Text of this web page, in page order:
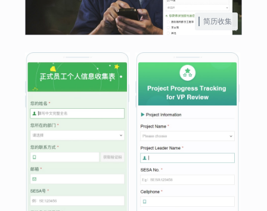
简历收集